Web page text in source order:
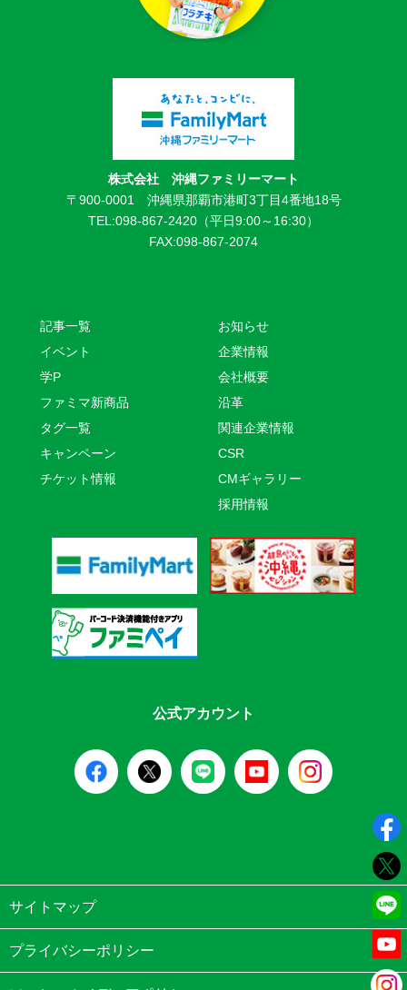
株式会社 沖縄ファミリーマート
〒900-0001 沖縄県那覇市港町3丁目4番地18号
TEL:098-867-2420（平日9:00～16:30）
FAX:098-867-2074
記事一覧
イベント
学P
ファミマ新商品
タグ一覧
キャンペーン
チケット情報
お知らせ
企業情報
会社概要
沿革
関連企業情報
CSR
CMギャラリー
採用情報
公式アカウント
サイトマップ
プライバシーポリシー